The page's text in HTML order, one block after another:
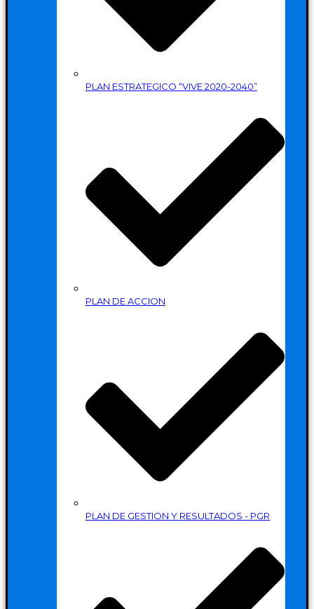
PLAN ESTRATEGICO “VIVE 2020-2040”
PLAN DE ACCION
PLAN DE GESTION Y RESULTADOS - PGR